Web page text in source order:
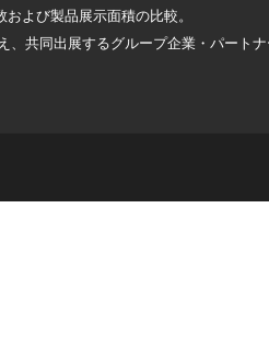
よび製品展示面積の比較。
共同出展するグループ企業・パートナ